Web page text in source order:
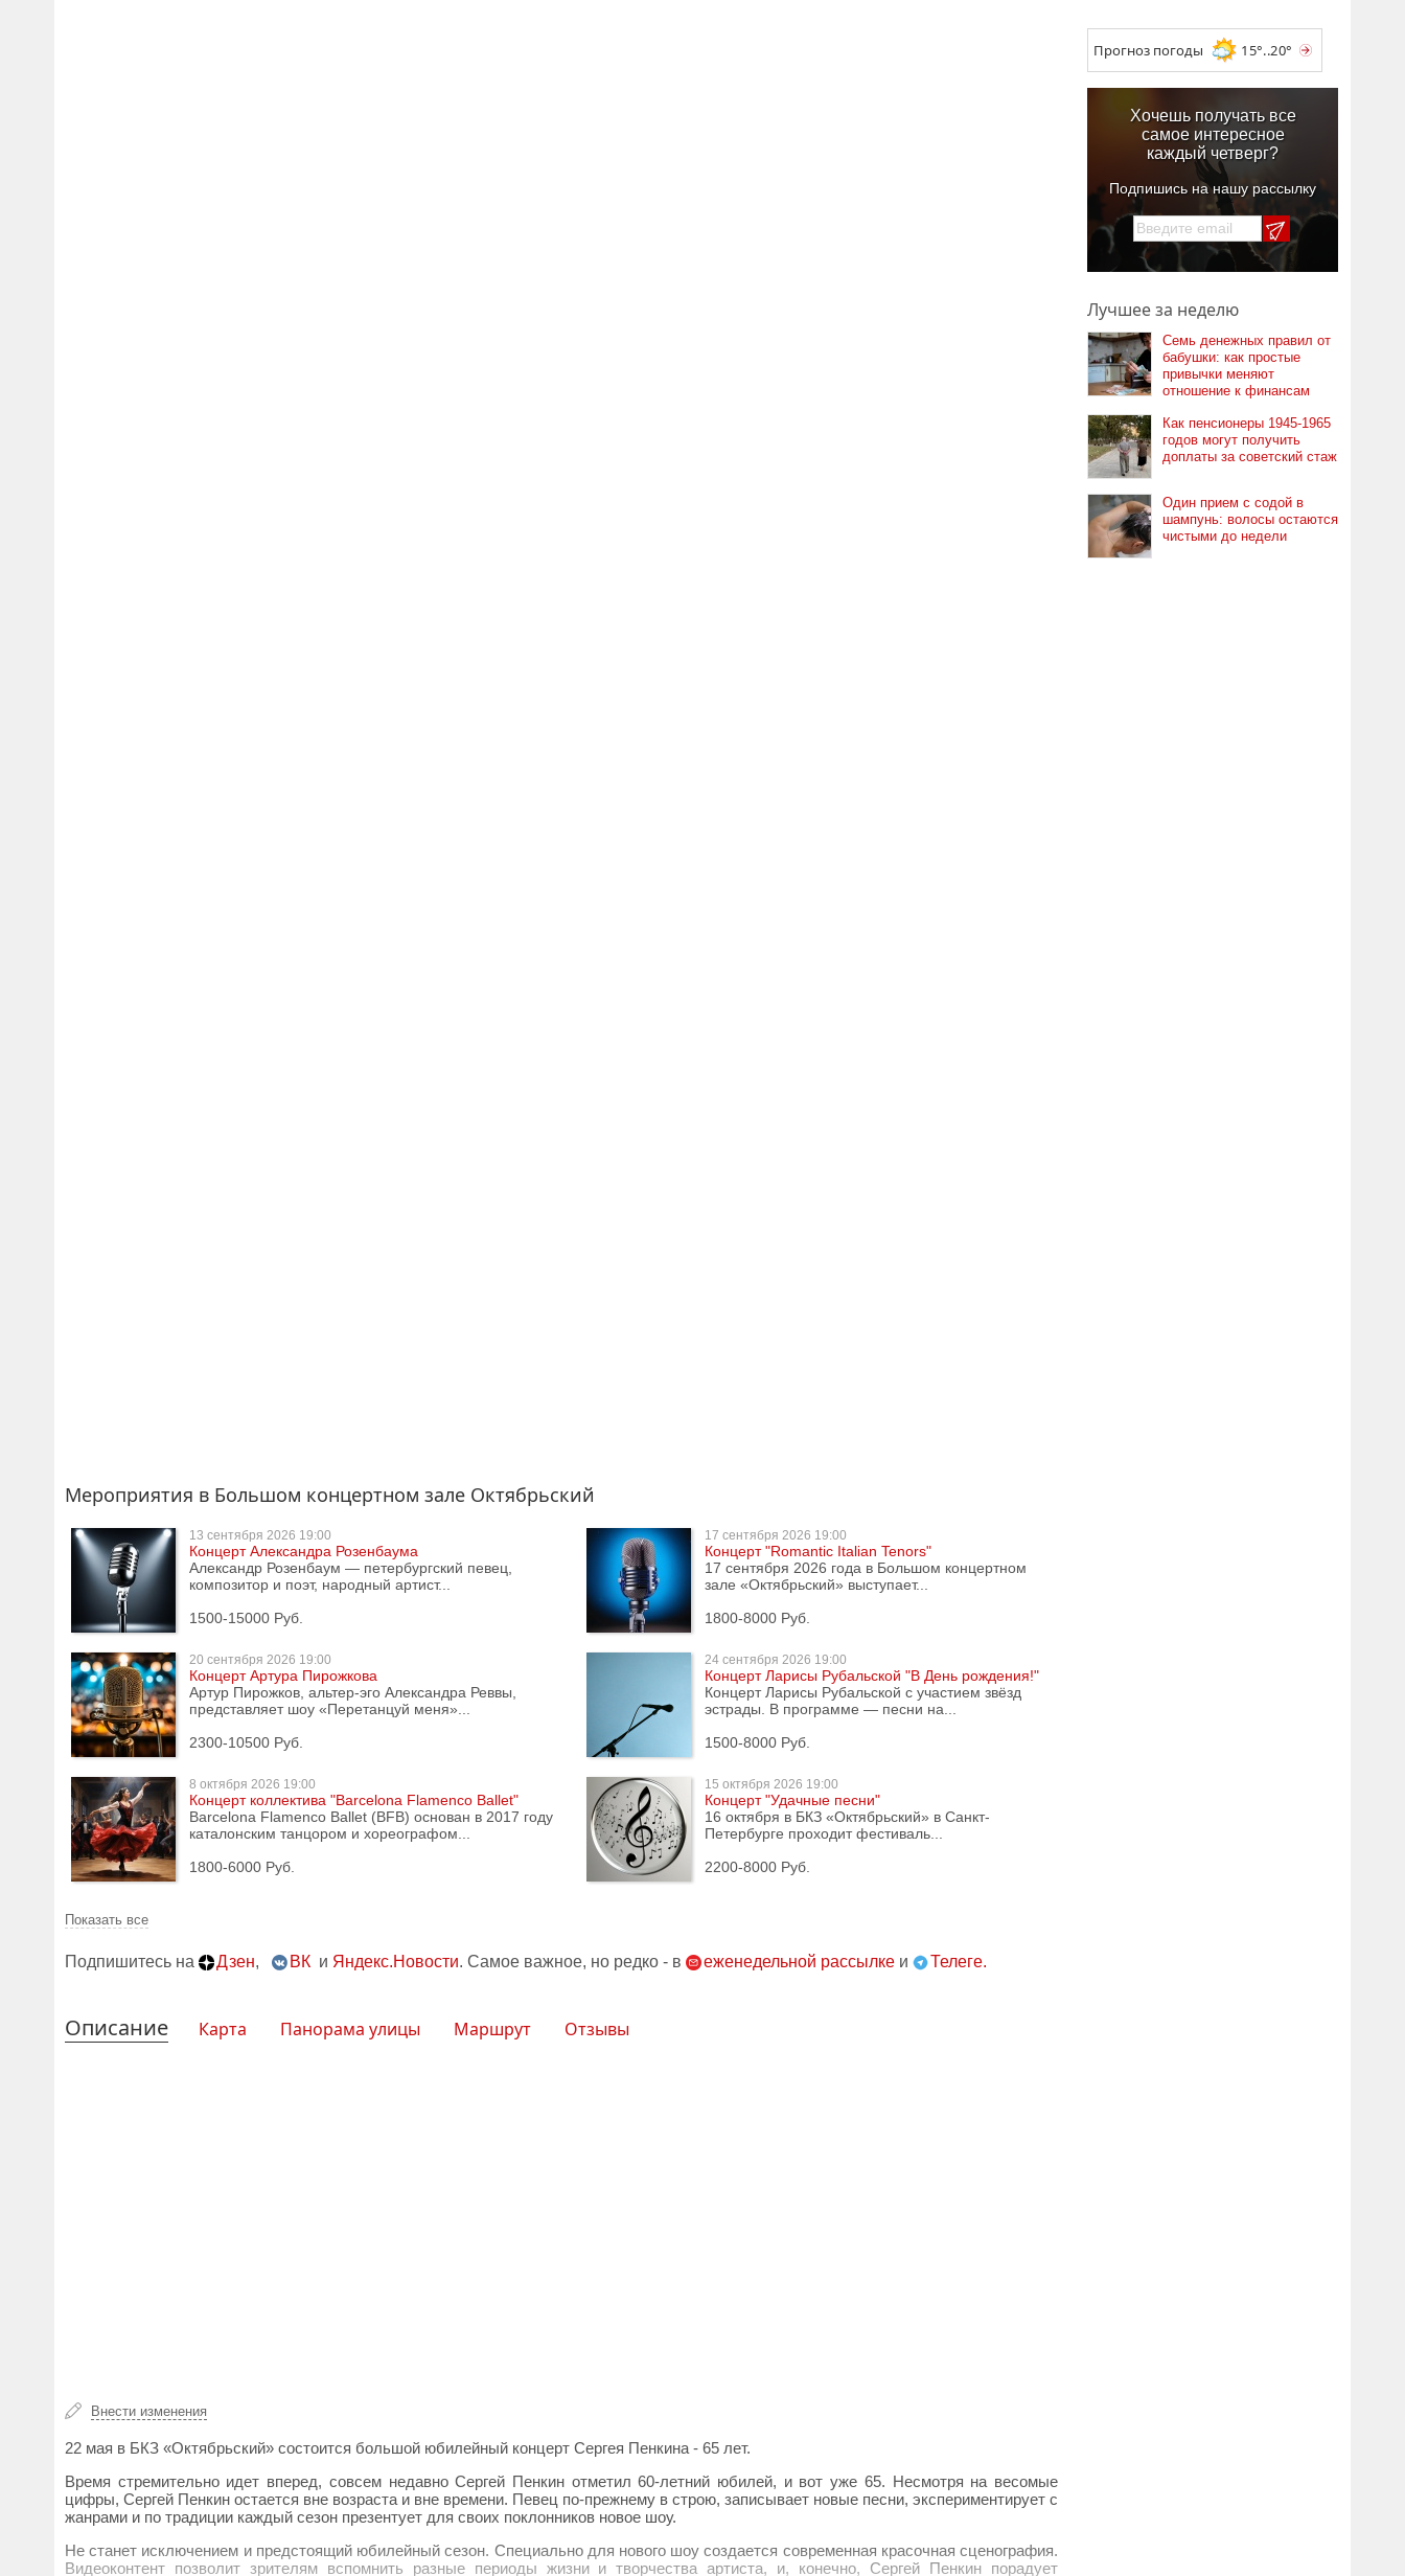
Мероприятия в Большом концертном зале Октябрьский
13 сентября 2026 19:00
Концерт Александра Розенбаума
Александр Розенбаум — петербургский певец,
композитор и поэт, народный артист...
1500-15000 Руб.
17 сентября 2026 19:00
Концерт "Romantic Italian Tenors"
17 сентября 2026 года в Большом концертном
зале «Октябрьский» выступает...
1800-8000 Руб.
20 сентября 2026 19:00
Концерт Артура Пирожкова
Артур Пирожков, альтер-эго Александра Реввы,
представляет шоу «Перетанцуй меня»...
2300-10500 Руб.
24 сентября 2026 19:00
Концерт Ларисы Рубальской "В День рождения!"
Концерт Ларисы Рубальской с участием звёзд
эстрады. В программе — песни на...
1500-8000 Руб.
8 октября 2026 19:00
Концерт коллектива "Barcelona Flamenco Ballet"
Barcelona Flamenco Ballet (BFB) основан в 2017 году
каталонским танцором и хореографом...
1800-6000 Руб.
15 октября 2026 19:00
Концерт "Удачные песни"
16 октября в БКЗ «Октябрьский» в Санкт-
Петербурге проходит фестиваль...
2200-8000 Руб.
Показать все
Подпишитесь на Дзен, ВК и Яндекс.Новости. Самое важное, но редко - в еженедельной рассылке и Телеге.
Описание Карта Панорама улицы Маршрут Отзывы
Внести изменения
22 мая в БКЗ «Октябрьский» состоится большой юбилейный концерт Сергея Пенкина - 65 лет.
Время стремительно идет вперед, совсем недавно Сергей Пенкин отметил 60-летний юбилей, и вот уже 65. Несмотря на весомые
цифры, Сергей Пенкин остается вне возраста и вне времени. Певец по-прежнему в строю, записывает новые песни, экспериментирует с
жанрами и по традиции каждый сезон презентует для своих поклонников новое шоу.
Не станет исключением и предстоящий юбилейный сезон. Специально для нового шоу создается современная красочная сценография.
Видеоконтент позволит зрителям вспомнить разные периоды жизни и творчества артиста, и, конечно, Сергей Пенкин порадует
Прогноз погоды 15°..20°
Хочешь получать все
самое интересное
каждый четверг?
Подпишись на нашу рассылку
Лучшее за неделю
Семь денежных правил от
бабушки: как простые
привычки меняют
отношение к финансам
Как пенсионеры 1945-1965
годов могут получить
доплаты за советский стаж
Один прием с содой в
шампунь: волосы остаются
чистыми до недели